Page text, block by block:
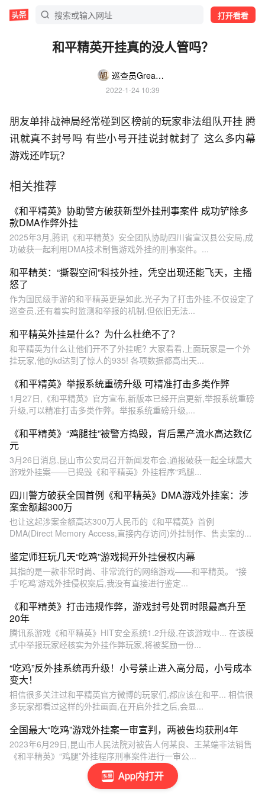
打开看看
App内打开
和平精英开挂真的没人管吗？
巡查员Great胡
2022-1-24 10:39
朋友单排战神局经常碰到区榜前的玩家非法组队开挂 腾
讯就真不封号吗 有些小号开挂说封就封了 这么多内幕
游戏还咋玩？
相关推荐
《和平精英》协助警方破获新型外挂刑事案件 成功铲除多
款DMA作弊外挂
2025年3月,腾讯《和平精英》安全团队协助四川省宣汉县公安局,成
功破获一起利用DMA技术制售游戏外挂的刑事案件。...
和平精英：“撕裂空间”科技外挂，凭空出现还能飞天，主播
怒了
作为国民级手游的和平精英更是如此,光子为了打击外挂,不仅设定了
巡查员,还有着实时监测和举报的机制,但依旧无法...
和平精英外挂是什么？为什么杜绝不了？
和平精英为什么让他们开不了外挂呢? 大家看看,上面玩家是一个外
挂玩家,他的kd达到了惊人的935! 各项数据都高出天...
《和平精英》举报系统重磅升级 可精准打击多类作弊
1月27日,《和平精英》官方宣布,新版本已经开启更新,举报系统重磅
升级,可以精准打击多类作弊。举报系统重磅升级,...
《和平精英》“鸡腿挂”被警方捣毁，背后黑产流水高达数亿
元
3月26日消息,昆山市公安局召开新闻发布会,通报破获一起全球最大
游戏外挂案——已捣毁《和平精英》外挂程序“鸡腿...
四川警方破获全国首例《和平精英》DMA游戏外挂案：涉
案金额超300万
也让这起涉案金额高达300万人民币的《和平精英》首例
DMA(Direct Memory Access,直接内存访问)外挂制作、售卖案的...
鉴定师狂玩几天“吃鸡”游戏揭开外挂侵权内幕
其指的是一款非常时尚、非常流行的网络游戏——和平精英。 “接
手‘吃鸡’游戏外挂侵权案后,我没有直接进行鉴定...
《和平精英》打击违规作弊，游戏封号处罚时限最高升至
20年
腾讯系游戏《和平精英》HIT安全系统1.2升级,在该游戏中... 在该模
式中举报玩家经核实为外挂作弊玩家,将被奖励一份...
“吃鸡”反外挂系统再升级！小号禁止进入高分局，小号成本
变大！
相信很多关注过和平精英官方微博的玩家们,都应该在和平... 相信很
多玩家都看过这样的外挂画面,在开启外挂之后,会显...
全国最大“吃鸡”游戏外挂案一审宣判，两被告均获刑4年
2023年6月29日,昆山市人民法院对被告人何某良、王某端非法销售
《和平精英》“鸡腿”外挂程序刑事案件进行一审公...